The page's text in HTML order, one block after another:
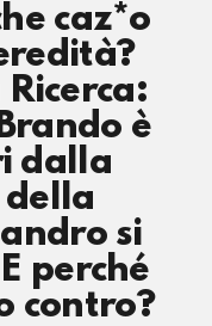
caz*o
è
dalla
della
si
perché
contro?